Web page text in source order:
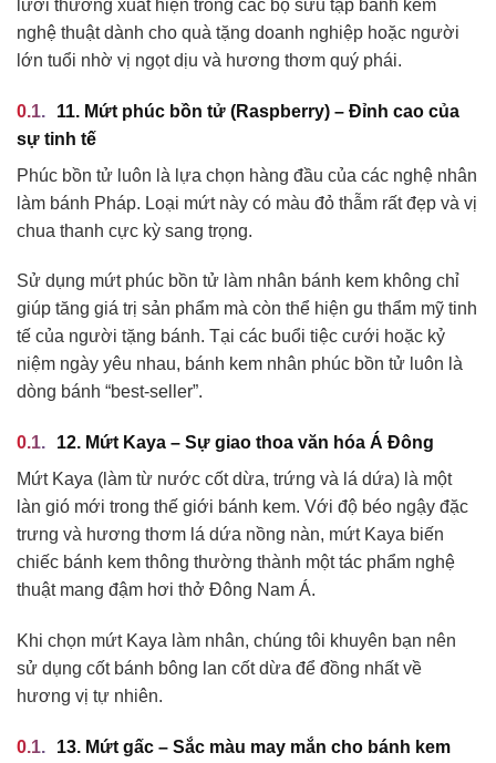
lưới thường xuất hiện trong các bộ sưu tập bánh kem
nghệ thuật dành cho quà tặng doanh nghiệp hoặc người
lớn tuổi nhờ vị ngọt dịu và hương thơm quý phái.
11. Mứt phúc bồn tử (Raspberry) – Đỉnh cao của
sự tinh tế
Phúc bồn tử luôn là lựa chọn hàng đầu của các nghệ nhân
làm bánh Pháp. Loại mứt này có màu đỏ thẫm rất đẹp và vị
chua thanh cực kỳ sang trọng.
Sử dụng mứt phúc bồn tử làm nhân bánh kem không chỉ
giúp tăng giá trị sản phẩm mà còn thể hiện gu thẩm mỹ tinh
tế của người tặng bánh. Tại các buổi tiệc cưới hoặc kỷ
niệm ngày yêu nhau, bánh kem nhân phúc bồn tử luôn là
dòng bánh “best-seller”.
12. Mứt Kaya – Sự giao thoa văn hóa Á Đông
Mứt Kaya (làm từ nước cốt dừa, trứng và lá dứa) là một
làn gió mới trong thế giới bánh kem. Với độ béo ngậy đặc
trưng và hương thơm lá dứa nồng nàn, mứt Kaya biến
chiếc bánh kem thông thường thành một tác phẩm nghệ
thuật mang đậm hơi thở Đông Nam Á.
Khi chọn mứt Kaya làm nhân, chúng tôi khuyên bạn nên
sử dụng cốt bánh bông lan cốt dừa để đồng nhất về
hương vị tự nhiên.
13. Mứt gấc – Sắc màu may mắn cho bánh kem